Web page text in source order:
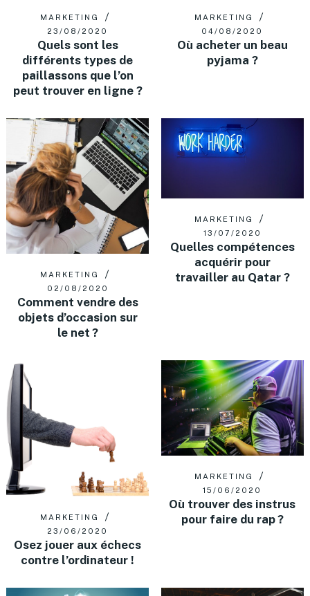
MARKETING
23/08/2020
Quels sont les
différents types de
paillassons que l’on
peut trouver en ligne ?
MARKETING
04/08/2020
Où acheter un beau
pyjama ?
MARKETING
02/08/2020
Comment vendre des
objets d’occasion sur
le net ?
MARKETING
13/07/2020
Quelles compétences
acquérir pour
travailler au Qatar ?
MARKETING
23/06/2020
Osez jouer aux échecs
contre l’ordinateur !
MARKETING
15/06/2020
Où trouver des instrus
pour faire du rap ?